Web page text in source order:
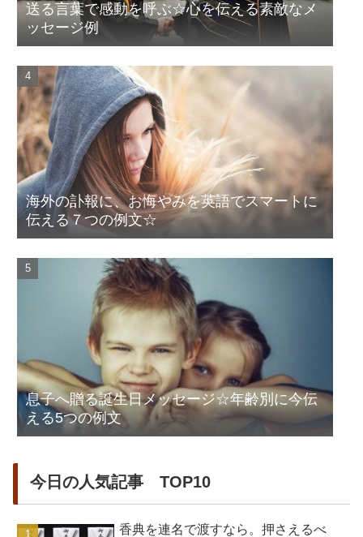
送る言葉で感動を呼ぶ☆心を伝える素敵なメ
ッセージ例
海外の訃報に、お悔やみを英語でスマートに
伝える７つの例文☆
息子へ贈る誕生日メッセージ☆年齢別に今伝
える5つの例文
今日の人気記事 TOP10
香典を連名で渡すなら。押さえるべ